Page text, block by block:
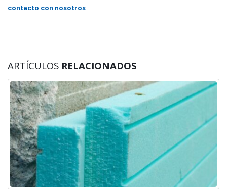
contacto con nosotros.
ARTÍCULOS RELACIONADOS